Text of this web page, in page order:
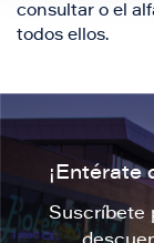
consultar o el
todos ellos.
¡Entérate
Suscríbete